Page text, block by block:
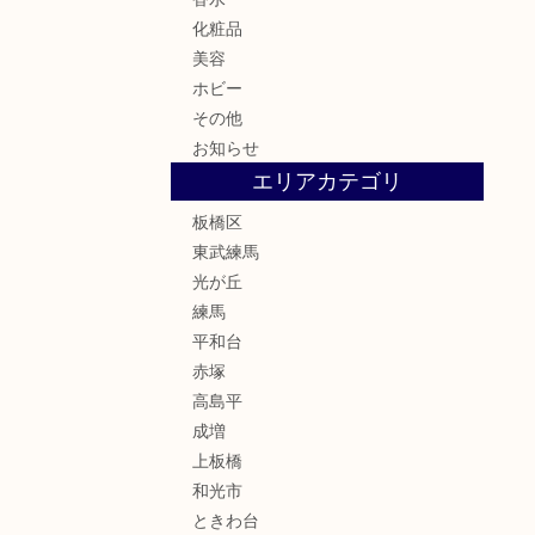
化粧品
美容
ホビー
その他
お知らせ
エリアカテゴリ
板橋区
東武練馬
光が丘
練馬
平和台
赤塚
高島平
成増
上板橋
和光市
ときわ台